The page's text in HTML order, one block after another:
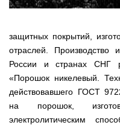
защитных покрытий,
отраслей. Производство
России и странах СНГ
«Порошок никелевый.
действовавшего ГОСТ
на порошок,
электролитическим